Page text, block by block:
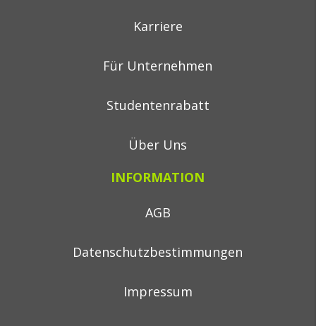
Karriere
Für Unternehmen
Studentenrabatt
Über Uns
INFORMATION
AGB
Datenschutzbestimmungen
Impressum